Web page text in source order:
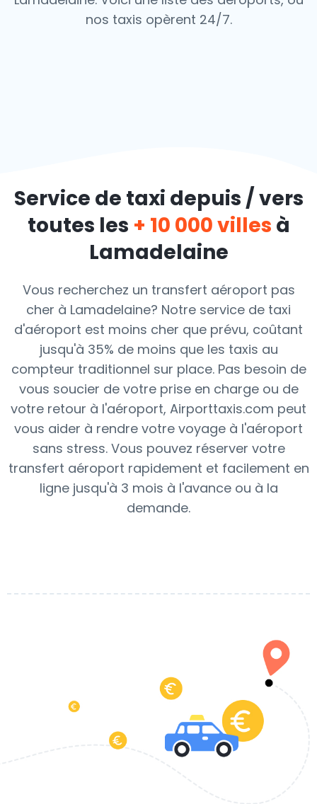
nos taxis opèrent 24/7.
Service de taxi depuis / vers
toutes les + 10 000 villes à
Lamadelaine
Vous recherchez un transfert aéroport pas
cher à Lamadelaine? Notre service de taxi
d'aéroport est moins cher que prévu, coûtant
jusqu'à 35% de moins que les taxis au
compteur traditionnel sur place. Pas besoin de
vous soucier de votre prise en charge ou de
votre retour à l'aéroport, Airporttaxis.com peut
vous aider à rendre votre voyage à l'aéroport
sans stress. Vous pouvez réserver votre
transfert aéroport rapidement et facilement en
ligne jusqu'à 3 mois à l'avance ou à la
demande.